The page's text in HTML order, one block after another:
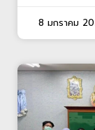
8 มกราคม